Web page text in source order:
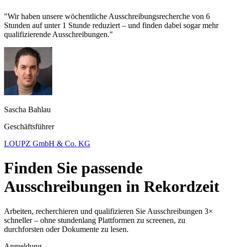
"Wir haben unsere wöchentliche Ausschreibungsrecherche von 6
Stunden auf unter 1 Stunde reduziert – und finden dabei sogar mehr
qualifizierende Ausschreibungen."
Sascha Bahlau
Geschäftsführer
LOUPZ GmbH & Co. KG
Finden Sie passende
Ausschreibungen in Rekordzeit
Arbeiten, recherchieren und qualifizieren Sie Ausschreibungen 3×
schneller – ohne stundenlang Plattformen zu screenen, zu
durchforsten oder Dokumente zu lesen.